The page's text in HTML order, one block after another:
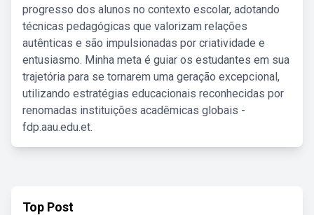
progresso dos alunos no contexto escolar, adotando
técnicas pedagógicas que valorizam relações
autênticas e são impulsionadas por criatividade e
entusiasmo. Minha meta é guiar os estudantes em sua
trajetória para se tornarem uma geração excepcional,
utilizando estratégias educacionais reconhecidas por
renomadas instituições acadêmicas globais -
fdp.aau.edu.et.
Top Post